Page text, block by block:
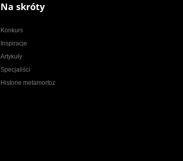
Na skróty
Konkurs
Inspiracje
Artykuły
Specjaliści
Historie metamorfoz